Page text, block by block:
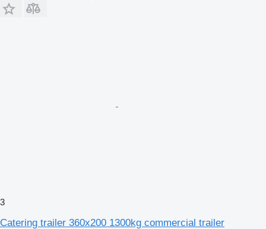
3
Catering trailer 360x200 1300kg commercial trailer